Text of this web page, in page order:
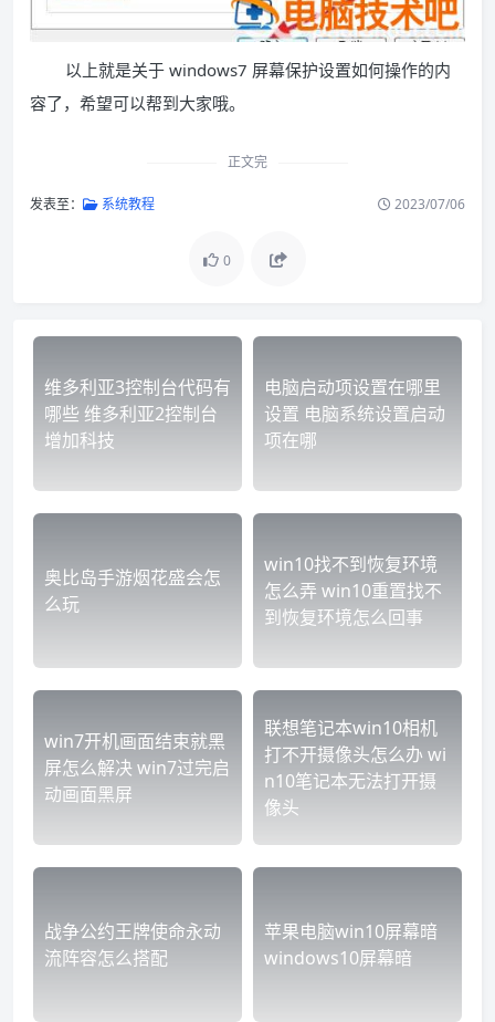
以上就是关于 windows7 屏幕保护设置如何操作的内
容了，希望可以帮到大家哦。
正文完
发表至： 系统教程 2023/07/06
0
维多利亚3控制台代码有
哪些 维多利亚2控制台
增加科技
电脑启动项设置在哪里
设置 电脑系统设置启动
项在哪
奥比岛手游烟花盛会怎
么玩
win10找不到恢复环境
怎么弄 win10重置找不
到恢复环境怎么回事
win7开机画面结束就黑
屏怎么解决 win7过完启
动画面黑屏
联想笔记本win10相机
打不开摄像头怎么办 wi
n10笔记本无法打开摄
像头
战争公约王牌使命永动
流阵容怎么搭配
苹果电脑win10屏幕暗
windows10屏幕暗